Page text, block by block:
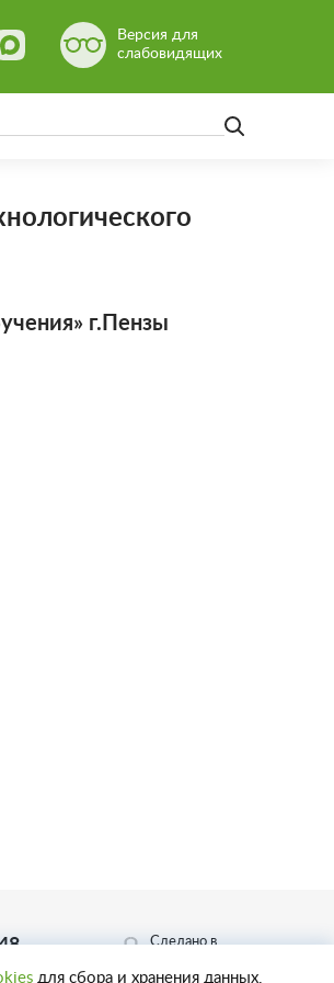
Версия для
слабовидящих
г.Пензы
Сделано в
для сбора и хранения данных.